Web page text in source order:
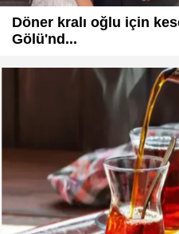
Döner kralı oğlu için
Gölü'nd...